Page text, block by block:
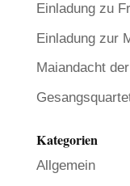
Einladung zu
Einladung zur
Maiandacht
Kategorien
Allgemein